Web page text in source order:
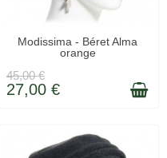
LIVRÉ SOUS 48H
Modissima - Béret Alma
orange
45,00 €
27,00 €